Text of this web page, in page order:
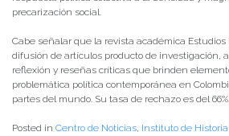
precarización social.
Cabe señalar que la revista académica Estudios
difusión de artículos producto de investigación,
reflexión y reseñas críticas que brinden
problemática política contemporánea en
partes del mundo. Su tasa de rechazo es del 66%.
Posted in Centro de Noticias, Instituto de